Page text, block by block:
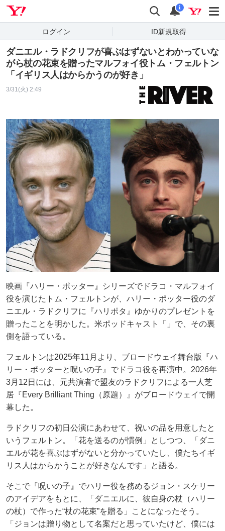
検索 通知
i
ログイン ID新規取得
ダニエル・ラドクリフが喜ぶはずないとわかっていな
がら杖の花束を贈ったマルフォイ役トム・フェルトン
「イギリス人はからかうのが好き」
3/31(火) 2:49
映画『ハリー・ポッター』シリーズでドラコ・マルフォイ
役を演じたトム・フェルトンが、ハリー・ポッター役のダ
ニエル・ラドクリフに『ハリポタ』ゆかりのプレゼントを
贈ったことを明かした。米ポッドキャスト「」で、その裏
側を語っている。
フェルトンは2025年11月より、ブロードウェイ舞台版『ハ
リー・ポッターと呪いの子』でドラコ役を再演中。2026年
3月12日には、元共演者で盟友のラドクリフによる一人芝
居『Every Brilliant Thing（原題）』がブロードウェイで開
幕した。
ラドクリフの初日公演にあわせて、祝いの品を用意したと
いうフェルトン。「花を送るのが慣例」としつつ、「ダニ
エルが花を喜ぶはずがないと分かっていたし、僕たちイギ
リス人はからかうことが好きなんです」と語る。
そこで『呪いの子』でハリー役を務めるジョン・スケリー
のアイデアをもとに、「ダニエルに、彼自身の杖（ハリー
の杖）で作った“杖の花束”を贈る」ことになったそう。
「ジョンは贈り物として名案だと思っていたけど、僕には